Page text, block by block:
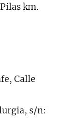
km.
Calle
s/n: